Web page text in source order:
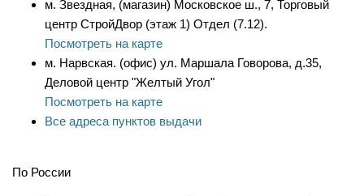
м. Звездная, (магазин) Московское ш., 7, Торговый
центр СтройДвор (этаж 1) Отдел (7.12).
Посмотреть на карте
м. Нарвская. (офис) ул. Маршала Говорова, д.35,
Деловой центр "Желтый Угол"
Посмотреть на карте
Все адреса пунктов выдачи
По России